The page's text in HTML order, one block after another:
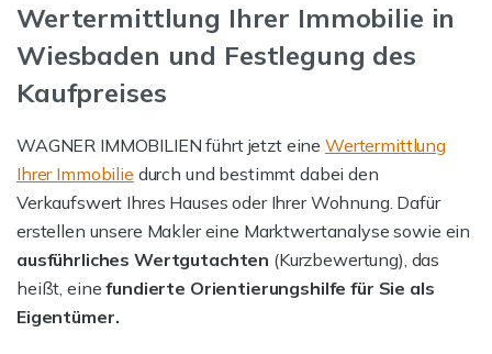
Wertermittlung Ihrer Immobilie in
Wiesbaden und Festlegung des
Kaufpreises
WAGNER IMMOBILIEN führt jetzt eine Wertermittlung
Ihrer Immobilie durch und bestimmt dabei den
Verkaufswert Ihres Hauses oder Ihrer Wohnung. Dafür
erstellen unsere Makler eine Marktwertanalyse sowie ein
ausführliches Wertgutachten (Kurzbewertung), das
heißt, einefundierte Orientierungshilfe für Sie als
Eigentümer.